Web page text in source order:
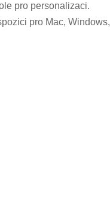
pro personalizaci.
pro Mac, Windows,